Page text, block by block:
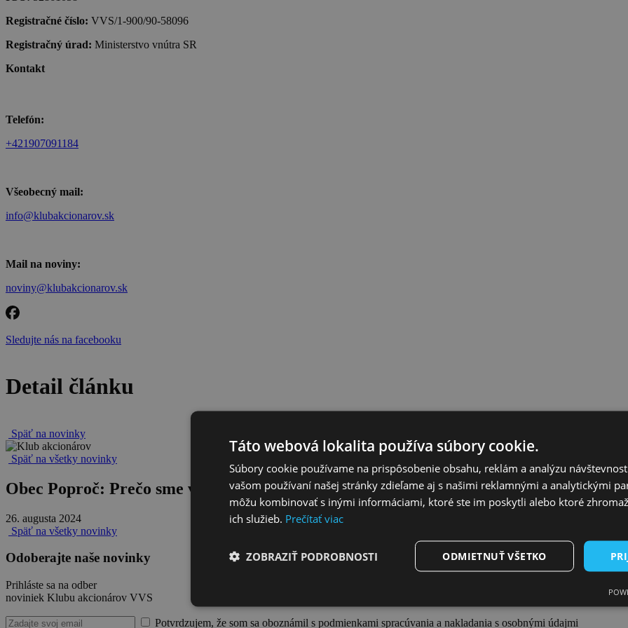
Registračné číslo: VVS/1-900/90-58096
Registračný úrad: Ministerstvo vnútra SR
Kontakt
Telefón:
+421907091184
Všeobecný mail:
info@klubakcionarov.sk
Mail na noviny:
noviny@klubakcionarov.sk
Sledujte nás na facebooku
Detail článku
Späť na novinky
Späť na všetky novinky
Obec Poproč: Prečo sme vstúpili do dlhopisového programu?
26. augusta 2024
Späť na všetky novinky
Odoberajte naše novinky
Prihláste sa na odber
noviniek Klubu akcionárov VVS
Potvrdzujem, že som sa oboznámil s podmienkami spracúvania a nakladania s osobnými údajmi
Táto webová lokalita používa súbory cookie.
Súbory cookie používame na prispôsobenie obsahu, reklám a analýzu
vašom používaní našej stránky zdieľame aj s našimi reklamnými a analytickými
môžu kombinovať s inými informáciami, ktoré ste im poskytli alebo ktoré
ich služieb. Prečítať viac
ODMIETNUŤ VŠETKO
ZOBRAZIŤ PODROBNOSTI